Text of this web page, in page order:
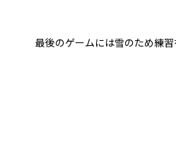
最後のゲームには雪のため練